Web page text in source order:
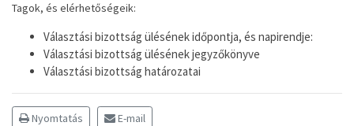
Tagok, és elérhetőségeik:
Választási bizottság ülésének időpontja, és napirendje:
Választási bizottság ülésének jegyzőkönyve
Választási bizottság határozatai
Nyomtatás E-mail